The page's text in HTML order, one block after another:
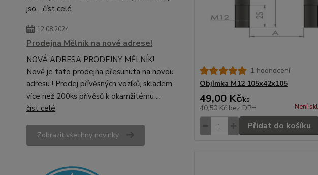
jso... číst celé
12.08.2024
Prodejna Mělník na nové adrese!
NOVÁ ADRESA PRODEJNY MĚLNÍK!
Nově je tato prodejna přesunuta na novou
adresu ! Prodej přívěsných vozíků, skladem
více než 200ks přívěsů k okamžitému ...
číst celé
Zobrazit všechny novinky
1 hodnocení
Objímka M12 105x42x105
49,00 Kč/ks
40,50 Kč bez DPH Není
Přidat do košíku